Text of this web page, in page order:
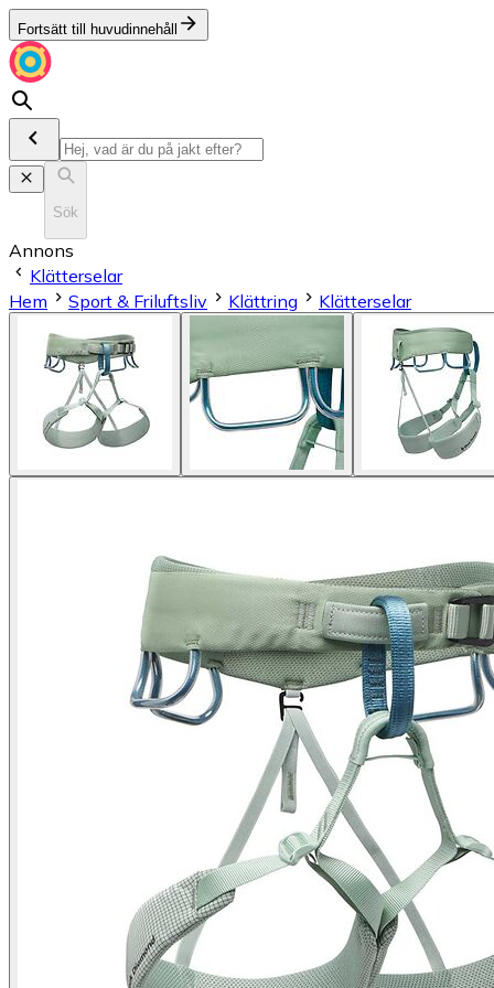
Fortsätt till huvudinnehåll
Sök
Annons
Klätterselar
Hem
Sport & Friluftsliv Klättring Klätterselar